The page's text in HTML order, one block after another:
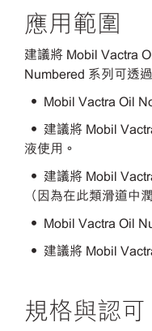
應用範圍
建議將 Mobil Vactra
Numbered 系列可透
• Mobil Vactra Oil
• 建議將 Mobil
液使用。
• 建議將 Mobil
（因為在此類滑道中
• Mobil Vactra Oil
• 建議將 Mobil
規格與認可